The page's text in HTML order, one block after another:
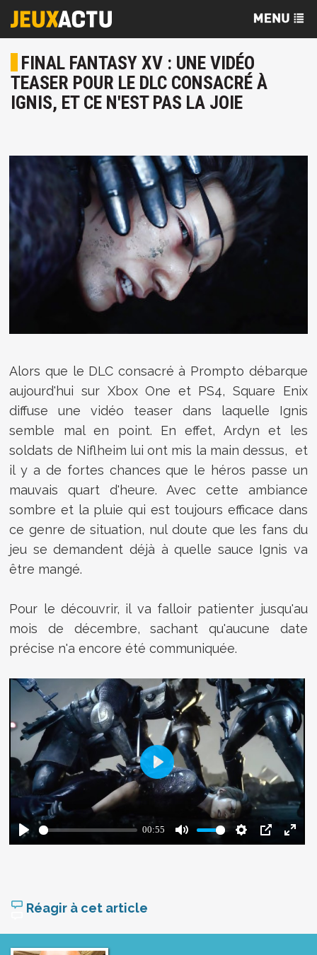
FINAL FANTASY XV : UNE VIDÉO
TEASER POUR LE DLC CONSACRÉ À
IGNIS, ET CE N'EST PAS LA JOIE
Alors que le DLC consacré à Prompto débarque
aujourd'hui sur Xbox One et PS4, Square Enix
diffuse une vidéo teaser dans laquelle Ignis
semble mal en point. En effet, Ardyn et les
soldats de Niflheim lui ont mis la main dessus, et
il y a de fortes chances que le héros passe un
mauvais quart d'heure. Avec cette ambiance
sombre et la pluie qui est toujours efficace dans
ce genre de situation, nul doute que les fans du
jeu se demandent déjà à quelle sauce Ignis va
être mangé.
Pour le découvrir, il va falloir patienter jusqu'au
mois de décembre, sachant qu'aucune date
précise n'a encore été communiquée.
Réagir à cet article